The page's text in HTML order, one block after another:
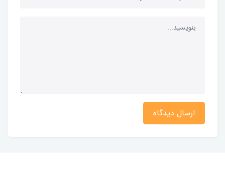
ارسال دیدگاه